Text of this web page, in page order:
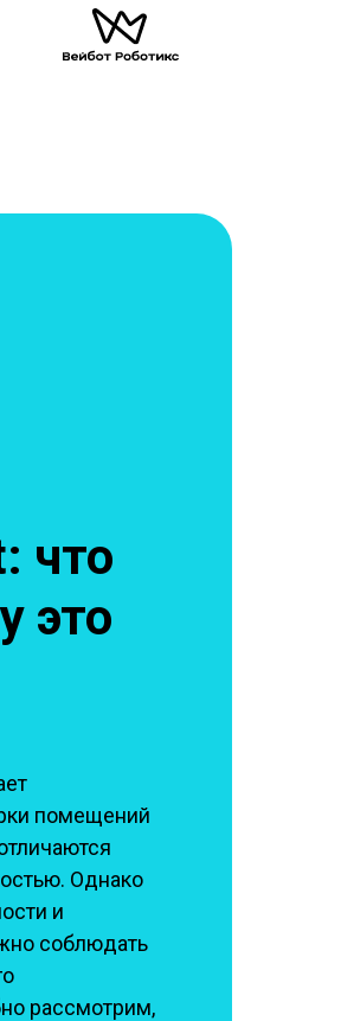
что
это
помещений
Однако
и
соблюдать
рассмотрим,